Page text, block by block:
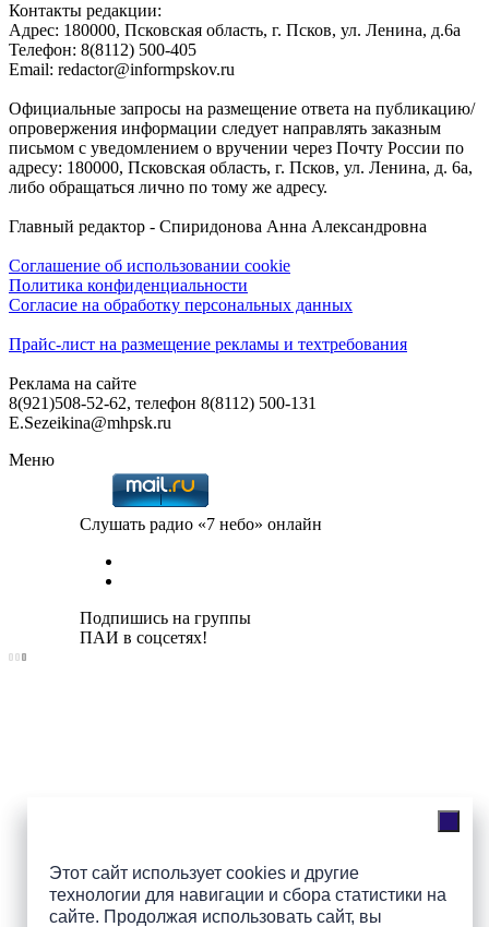
Этот сайт использует cookies и другие
технологии для навигации и сбора статистики на
сайте. Продолжая использовать сайт, вы
Контакты редакции:
Адреc: 180000, Псковская область, г. Псков, ул. Ленина, д.6а
Телефон: 8(8112) 500-405
Email: redactor@informpskov.ru
Официальные запросы на размещение ответа на публикацию/
опровержения информации следует направлять заказным
письмом с уведомлением о вручении через Почту России по
адресу: 180000, Псковская область, г. Псков, ул. Ленина, д. 6а,
либо обращаться лично по тому же адресу.
Главный редактор - Спиридонова Анна Александровна
Соглашение об использовании cookie
Политика конфиденциальности
Согласие на обработку персональных данных
Прайс-лист на размещение рекламы и техтребования
Реклама на сайте
8(921)508-52-62, телефон 8(8112) 500-131
E.Sezeikina@mhpsk.ru
Меню
Слушать радио «7 небо» онлайн
Подпишись на группы
ПАИ в соцсетях!